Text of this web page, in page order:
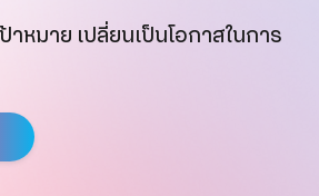
าหมาย เปลี่ยนเป็นโอกาสในการ